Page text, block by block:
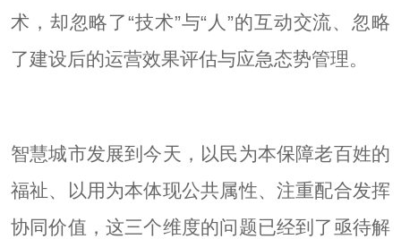
术，却忽略了“技术”与“人”的互动交流、忽略
了建设后的运营效果评估与应急态势管理。
智慧城市发展到今天，以民为本保障老百姓的
福祉、以用为本体现公共属性、注重配合发挥
协同价值，这三个维度的问题已经到了亟待解